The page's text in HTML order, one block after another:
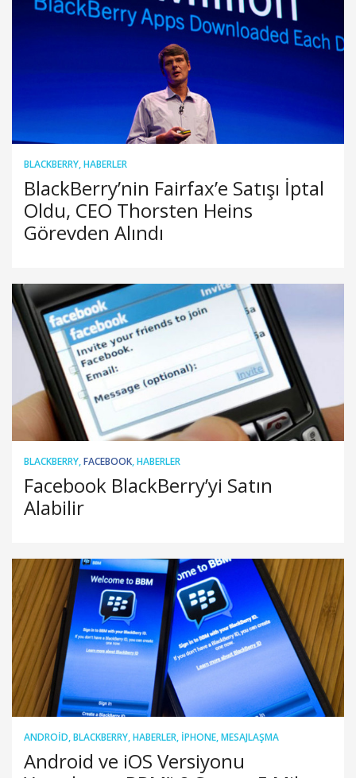
BLACKBERRY,HABERLER
BlackBerry’nin Fairfax’e Satışı İptal
Oldu, CEO Thorsten Heins
Görevden Alındı
BLACKBERRY,FACEBOOK,HABERLER
Facebook BlackBerry’yi Satın
Alabilir
ANDROID,BLACKBERRY,HABERLER, IPHONE,MESAJLAŞMA
Android ve iOS Versiyonu